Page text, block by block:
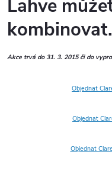
Lahve
kombinovat.
Akce trvá do 31. 3. 2015 či do
Objednat
Objednat
Objednat